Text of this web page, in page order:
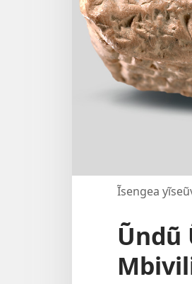
Ĩsengea
Ũndũ